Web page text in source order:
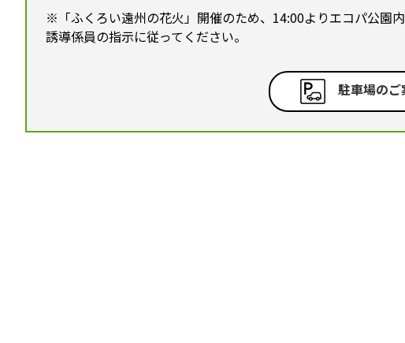
※「ふくろい遠州の花火」開催のため、14:00よりエコパ公園
誘導係員の指示に従ってください。
駐車場のご